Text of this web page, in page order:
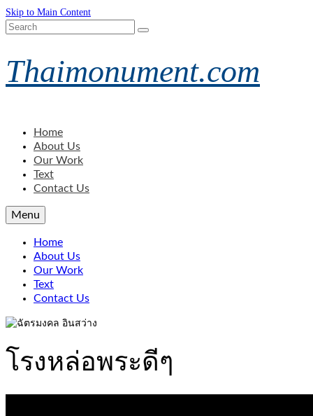
Skip to Main Content
Search
Thaimonument.com
Home
About Us
Our Work
Text
Contact Us
Menu
Home
About Us
Our Work
Text
Contact Us
โรงหล่อพระดีๆ